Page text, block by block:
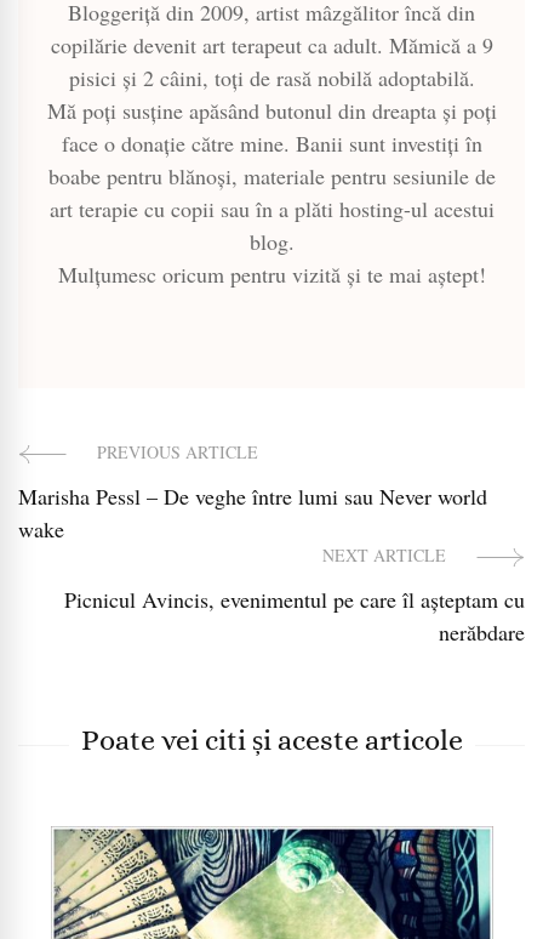
Bloggeriță din 2009, artist mâzgălitor încă din
copilărie devenit art terapeut ca adult. Mămică a 9
pisici și 2 câini, toți de rasă nobilă adoptabilă.
Mă poți susține apăsând butonul din dreapta și poți
face o donație către mine. Banii sunt investiți în
boabe pentru blănoși, materiale pentru sesiunile de
art terapie cu copii sau în a plăti hosting-ul acestui
blog.
Mulțumesc oricum pentru vizită și te mai aștept!
Post
Navigation
PREVIOUS ARTICLE
Marisha Pessl – De veghe între lumi sau Never world
wake
NEXT ARTICLE
Picnicul Avincis, evenimentul pe care îl așteptam cu
nerăbdare
Poate vei citi și aceste articole